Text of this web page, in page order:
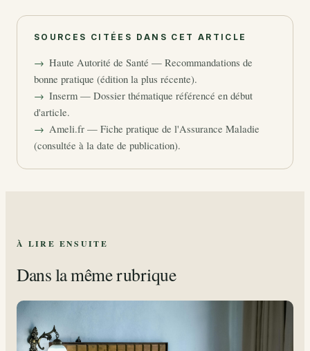
SOURCES CITÉES DANS CET ARTICLE
Haute Autorité de Santé — Recommandations de
bonne pratique (édition la plus récente).
Inserm — Dossier thématique référencé en début
d'article.
Ameli.fr — Fiche pratique de l'Assurance Maladie
(consultée à la date de publication).
À LIRE ENSUITE
Dans la même rubrique